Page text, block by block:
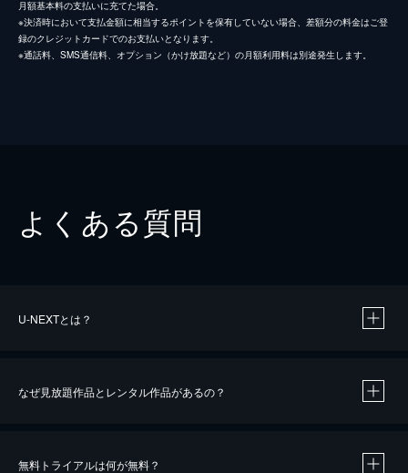
月額基本料の支払いに充てた場合。
※決済時において支払金額に相当するポイントを保有していない場合、差額分の料金はご登
録のクレジットカードでのお支払いとなります。
※通話料、SMS通信料、オプション（かけ放題など）の月額利用料は別途発生します。
よくある質問
U-NEXTとは？
なぜ見放題作品とレンタル作品があるの？
無料トライアルは何が無料？